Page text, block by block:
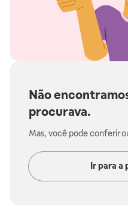
Não
procurava.
Mas, você pode conferir
Ir para a